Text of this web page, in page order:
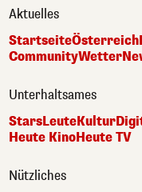
Aktuelles
StartseiteÖsterreich
CommunityWetter
Unterhaltsames
StarsLeuteKultur
Heute KinoHeute TV
Nützliches